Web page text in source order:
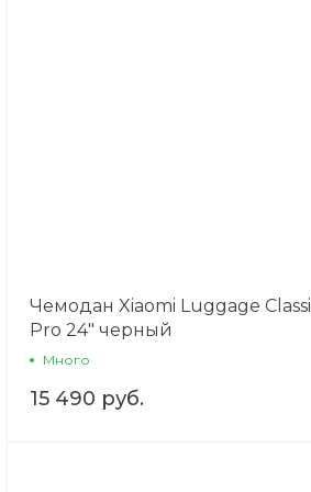
%
Чемодан Xiaomi Luggage
Pro 24" черный
Много
15 490 руб.